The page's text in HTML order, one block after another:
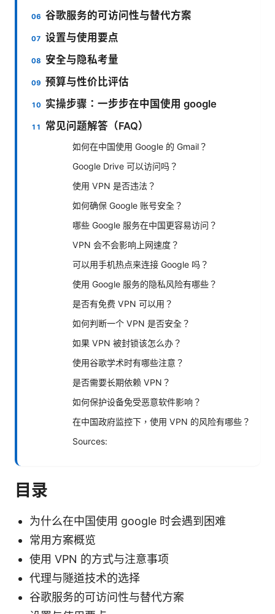
谷歌服务的可访问性与替代方案
设置与使用要点
安全与隐私考量
预算与性价比评估
实操步骤：一步步在中国使用 google
常见问题解答（FAQ）
如何在中国使用 Google 的 Gmail？
Google Drive 可以访问吗？
使用 VPN 是否违法？
如何确保 Google 账号安全？
哪些 Google 服务在中国更容易访问？
VPN 会不会影响上网速度？
可以用手机热点来连接 Google 吗？
使用 Google 服务的隐私风险有哪些？
是否有免费 VPN 可以用？
如何判断一个 VPN 是否安全？
如果 VPN 被封锁该怎么办？
使用谷歌学术时有哪些注意？
是否需要长期依赖 VPN？
如何保护设备免受恶意软件影响？
在中国政府监控下，使用 VPN 的风险有哪些？
Sources:
目录
为什么在中国使用 google 时会遇到困难
常用方案概览
使用 VPN 的方式与注意事项
代理与隧道技术的选择
谷歌服务的可访问性与替代方案